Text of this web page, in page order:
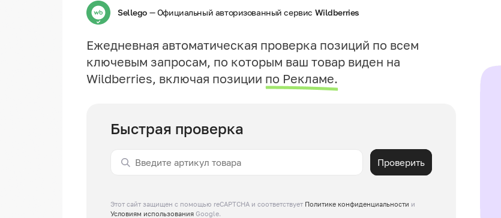
Поиск ключей Аналитика по ключу
Sellego — Официальный авторизованный сервис Wildberries
Ежедневная автоматическая проверка позиций по всем
ключевым запросам, по которым ваш товар виден на
Wildberries, включая позиции по Рекламе.
Быстрая проверка
Проверить
Этот сайт защищен с помощью reCAPTCHA и соответствует Политике конфиденциальности и
Условиям использования Google.